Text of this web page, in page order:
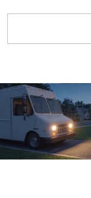
GET IT TODAY